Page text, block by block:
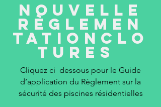
Nouvelle
règlemen
tationClo
tures
Cliquez ci dessous pour le Guide
d’application du Règlement sur la
sécurité des piscines résidentielles